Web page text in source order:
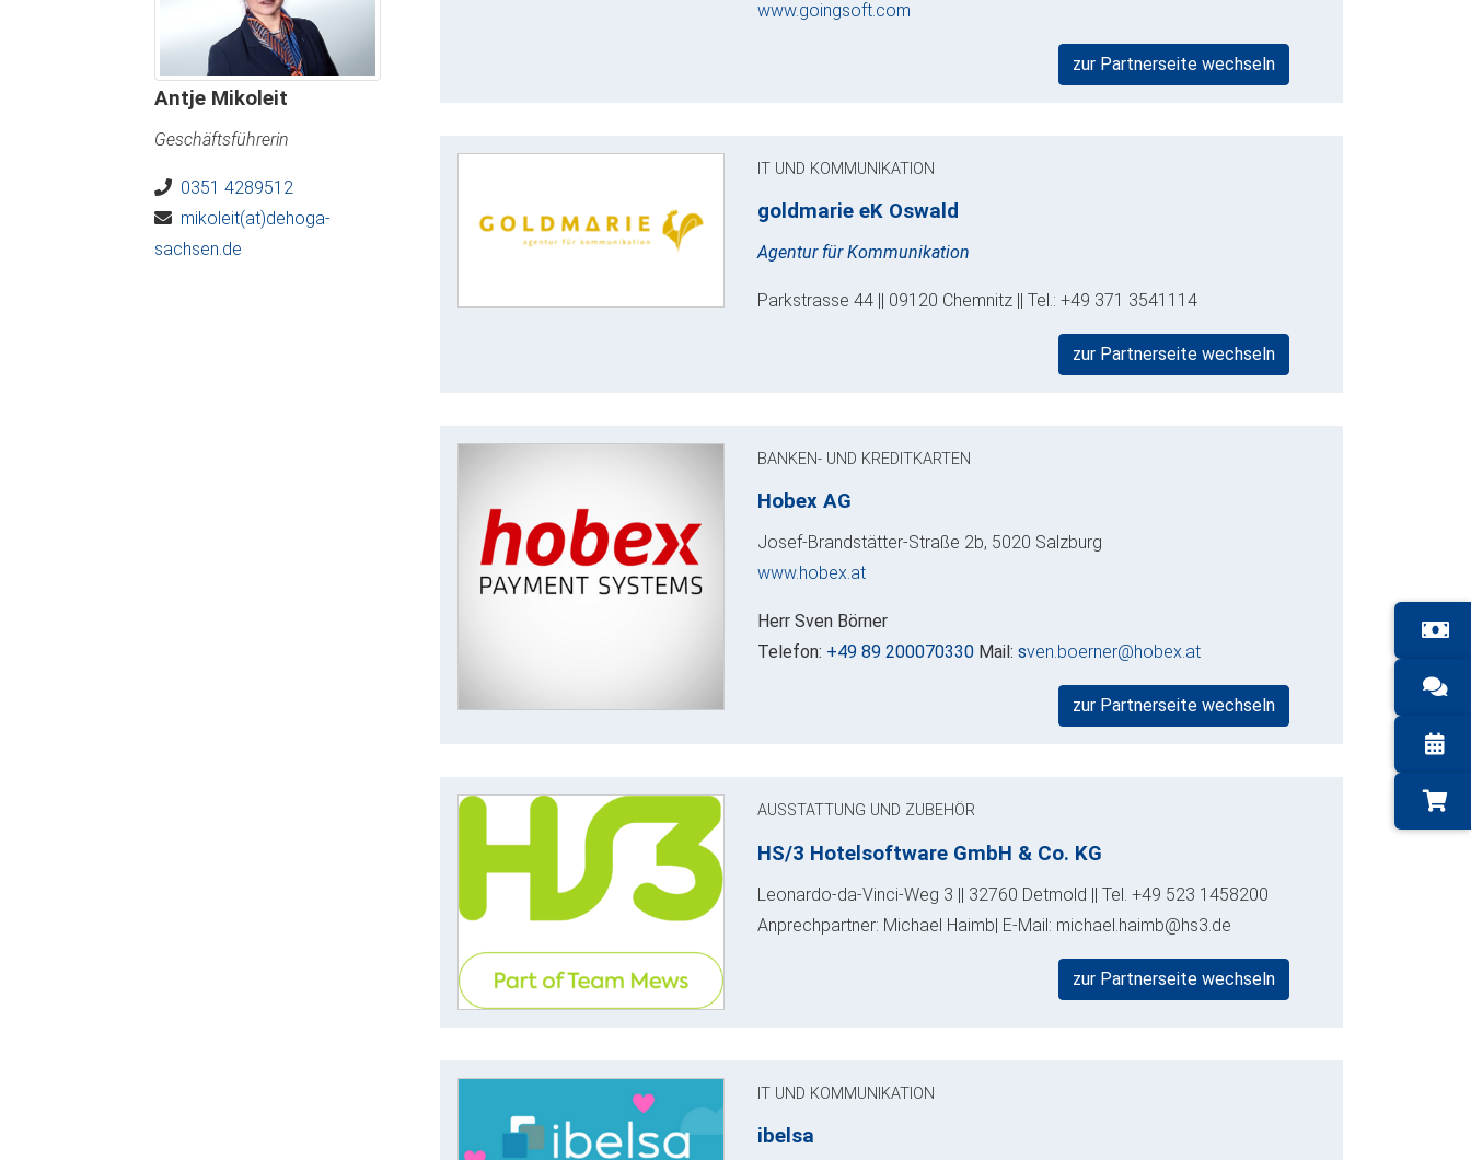
Antje Mikoleit
Geschäftsführerin
0351 4289512
mikoleit(at)dehoga-
sachsen.de
www.goingsoft.com
zur Partnerseite wechseln
IT UND KOMMUNIKATION
goldmarie eK Oswald
Agentur für Kommunikation
Parkstrasse 44 || 09120 Chemnitz || Tel.: +49 371 3541114
zur Partnerseite wechseln
BANKEN- UND KREDITKARTEN
Hobex AG
Josef-Brandstätter-Straße 2b, 5020 Salzburg
www.hobex.at
Herr Sven Börner
Telefon: +49 89 200070330 Mail:sven.boerner@hobex.at
zur Partnerseite wechseln
AUSSTATTUNG UND ZUBEHÖR
HS/3 Hotelsoftware GmbH & Co. KG
Leonardo-da-Vinci-Weg 3 || 32760 Detmold || Tel. +49 523 1458200
Anprechpartner: Michael Haimb| E-Mail: michael.haimb@hs3.de
zur Partnerseite wechseln
IT UND KOMMUNIKATION
ibelsa